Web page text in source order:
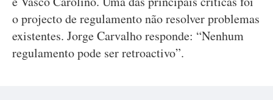
o projecto de regulamento não resolver problemas
existentes. Jorge Carvalho responde: “Nenhum
regulamento pode ser retroactivo”.